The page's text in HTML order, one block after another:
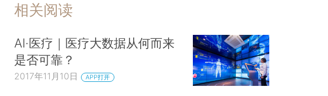
相关阅读
AI·医疗｜医疗大数据从何而来
是否可靠？
2017年11月10日 APP打开